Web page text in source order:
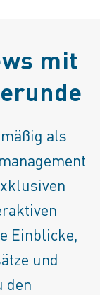
mit
als
Einblicke,
und
den